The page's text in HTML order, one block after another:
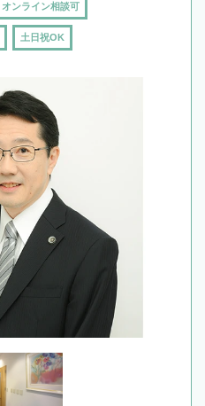
オンライン相談可
土日祝OK